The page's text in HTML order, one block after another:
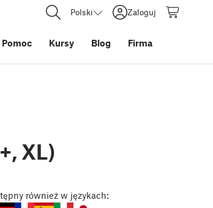
Polski Zaloguj
Pomoc Kursy Blog Firma
XL)
również w językach: